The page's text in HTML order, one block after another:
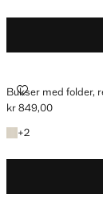
Bukser med folder,
BUKSER MED
Gjeldende pris [kr
kr 849,00
+2
+2 farger